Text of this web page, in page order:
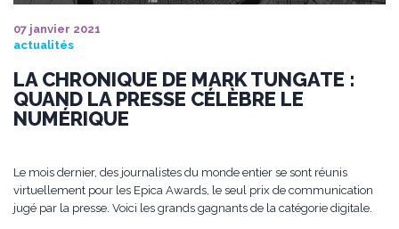
07 janvier 2021
actualités
LA CHRONIQUE DE MARK TUNGATE :
QUAND LA PRESSE CÉLÈBRE LE
NUMÉRIQUE
Le mois dernier, des journalistes du monde entier se sont réunis
virtuellement pour les Epica Awards, le seul prix de communication
jugé par la presse. Voici les grands gagnants de la catégorie digitale.